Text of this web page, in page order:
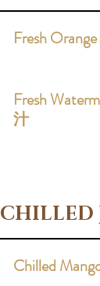
Fresh
Fresh
汁
CHILLED
Chilled